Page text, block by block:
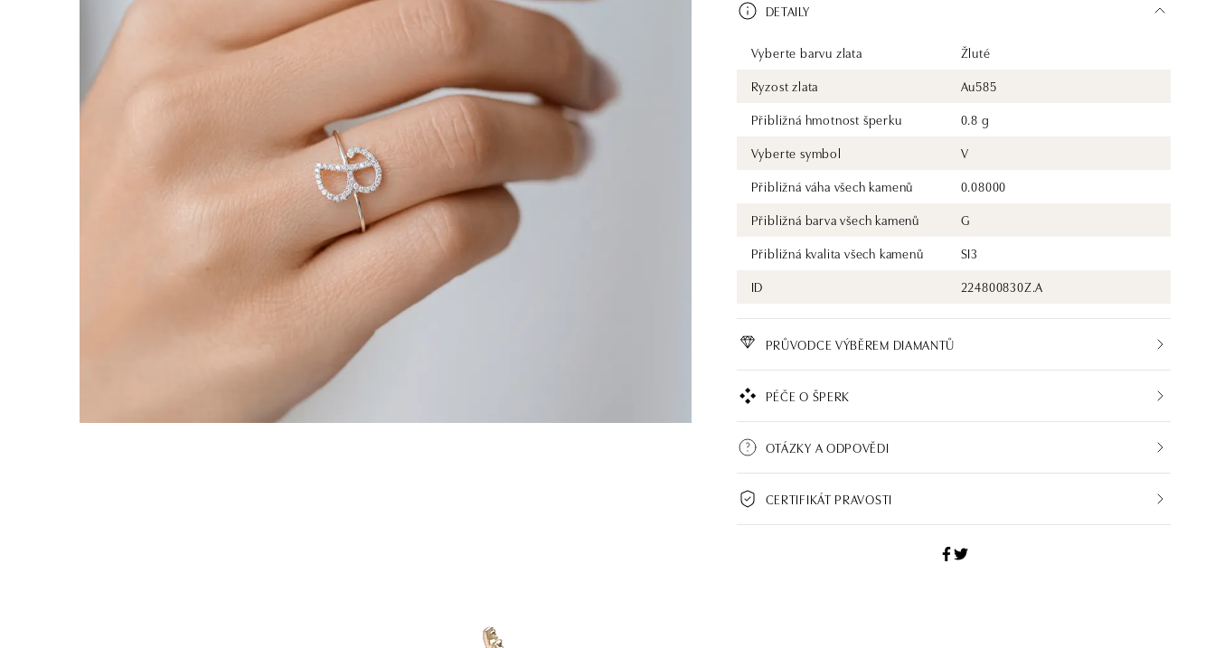
DETAILY
Vyberte barvu zlata
Žluté
Ryzost zlata
Au585
Přibližná hmotnost šperku
0.8 g
Vyberte symbol
V
Přibližná váha všech kamenů
0.08000
Přibližná barva všech kamenů
G
Přibližná kvalita všech kamenů
SI3
ID
224800830Z.A
PRŮVODCE VÝBĚREM DIAMANTŮ
PÉČE O ŠPERK
OTÁZKY A ODPOVĚDI
CERTIFIKÁT PRAVOSTI